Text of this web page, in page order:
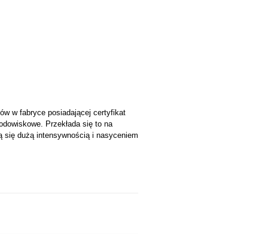
w fabryce posiadającej certyfikat
Przekłada się to na
się dużą intensywnością i nasyceniem